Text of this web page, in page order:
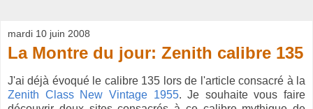
mardi 10 juin 2008
La Montre du jour: Zenith calibre 135
J'ai déjà évoqué le calibre 135 lors de l'article consacré à la
Zenith Class New Vintage 1955. Je souhaite vous faire